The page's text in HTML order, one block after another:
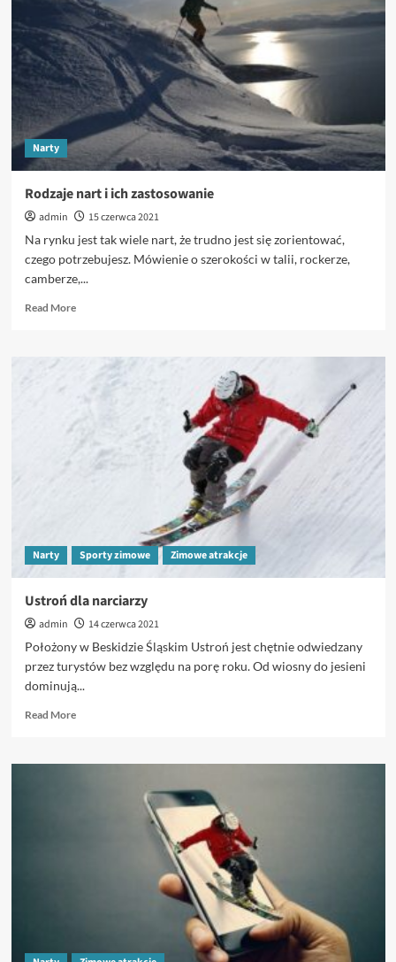
Narty
Rodzaje nart i ich zastosowanie
admin
15 czerwca 2021
Na rynku jest tak wiele nart, że trudno jest się zorientować,
czego potrzebujesz. Mówienie o szerokości w talii, rockerze,
camberze,...
Read MoreRead
Rodzaje
zastosowanie
Narty Sporty zimowe Zimowe atrakcje
Ustroń dla narciarzy
admin
14 czerwca 2021
Położony w Beskidzie Śląskim Ustroń jest chętnie odwiedzany
przez turystów bez względu na porę roku. Od wiosny do jesieni
dominują...
Read MoreRead
Ustroń